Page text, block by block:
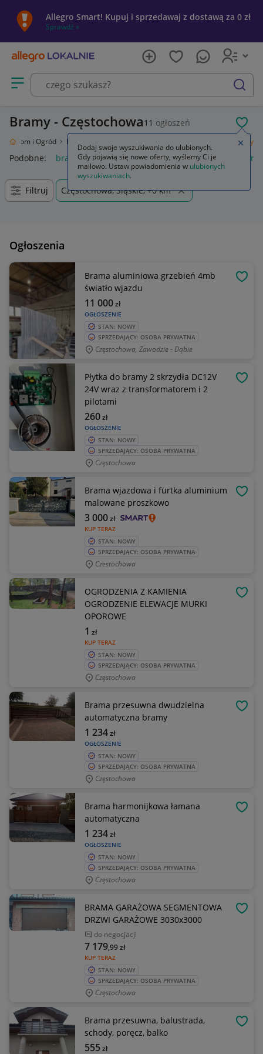
Allegro Smart! Kupuj i sprzedawaj z dostawą za 0 zł
Sprawdź »
Otwórz menu z kategoriami
szukaj
Bramy - Częstochowa11 ogłoszeń
Dom i Ogród Budownictwo i Akcesoria Bramy
Podobne: bramy napęd bramy dwuskrzydłowej napęd
Filtruj Częstochowa, Śląskie, +0 km
Ogłoszenia
Brama aluminiowa grzebień 4mb
światło wjazdu
OGŁOSZENIE
11 000zł
STAN: NOWY
SPRZEDAJĄCY: OSOBA PRYWATNA
Częstochowa, Zawodzie - Dąbie
Płytka do bramy 2 skrzydła DC12V
24V wraz z transformatorem i 2
pilotami
OGŁOSZENIE
260zł
STAN: NOWY
SPRZEDAJĄCY: OSOBA PRYWATNA
Częstochowa
Brama wjazdowa i furtka aluminium
malowane proszkowo
KUP TERAZ
3 000zł
STAN: NOWY
SPRZEDAJĄCY: OSOBA PRYWATNA
Czestochowa
OGRODZENIA Z KAMIENIA
OGRODZENIE ELEWACJE MURKI
OPOROWE
KUP TERAZ
1 zł
STAN: NOWY
SPRZEDAJĄCY: OSOBA PRYWATNA
Częstochowa
Brama przesuwna dwudzielna
automatyczna bramy
OGŁOSZENIE
1 234zł
STAN: NOWY
SPRZEDAJĄCY: OSOBA PRYWATNA
Częstochowa
Brama harmonijkowa łamana
automatyczna
OGŁOSZENIE
1 234zł
STAN: NOWY
SPRZEDAJĄCY: OSOBA PRYWATNA
Częstochowa
BRAMA GARAŻOWA SEGMENTOWA
DRZWI GARAŻOWE 3030x3000
do negocjacji
KUP TERAZ
7 179,99zł
STAN: NOWY
SPRZEDAJĄCY: OSOBA PRYWATNA
Częstochowa
Brama przesuwna, balustrada,
schody, poręcz, balko
555zł
Dodaj swoje wyszukiwania do ulubionych.
Gdy pojawią się nowe oferty, wyślemy Ci je
mailowo. Ustaw powiadomienia w ulubionych
wyszukiwaniach.